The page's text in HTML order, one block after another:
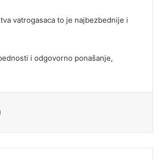
vatrogasaca to je najbezbednije i
i odgovorno ponašanje,